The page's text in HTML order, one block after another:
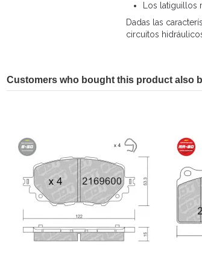
Los
Dadas las
circuitos
Customers who bought this product also